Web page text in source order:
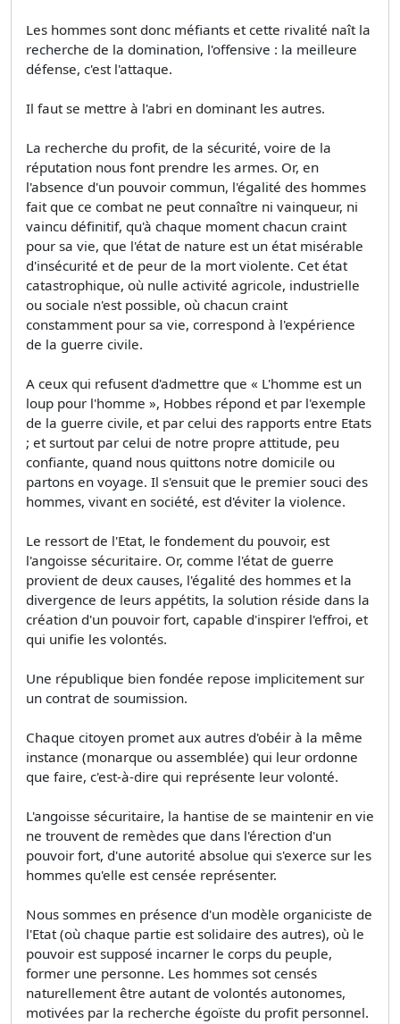
Les hommes sont donc méfiants et cette rivalité naît la
recherche de la domination, l'offensive : la meilleure
défense, c'est l'attaque.
Il faut se mettre à l'abri en dominant les autres.
La recherche du profit, de la sécurité, voire de la
réputation nous font prendre les armes. Or, en
l'absence d'un pouvoir commun, l'égalité des hommes
fait que ce combat ne peut connaître ni vainqueur, ni
vaincu définitif, qu'à chaque moment chacun craint
pour sa vie, que l'état de nature est un état misérable
d'insécurité et de peur de la mort violente. Cet état
catastrophique, où nulle activité agricole, industrielle
ou sociale n'est possible, où chacun craint
constamment pour sa vie, correspond à l'expérience
de la guerre civile.
A ceux qui refusent d'admettre que « L'homme est un
loup pour l'homme », Hobbes répond et par l'exemple
de la guerre civile, et par celui des rapports entre Etats
; et surtout par celui de notre propre attitude, peu
confiante, quand nous quittons notre domicile ou
partons en voyage. Il s'ensuit que le premier souci des
hommes, vivant en société, est d'éviter la violence.
Le ressort de l'Etat, le fondement du pouvoir, est
l'angoisse sécuritaire. Or, comme l'état de guerre
provient de deux causes, l'égalité des hommes et la
divergence de leurs appétits, la solution réside dans la
création d'un pouvoir fort, capable d'inspirer l'effroi, et
qui unifie les volontés.
Une république bien fondée repose implicitement sur
un contrat de soumission.
Chaque citoyen promet aux autres d'obéir à la même
instance (monarque ou assemblée) qui leur ordonne
que faire, c'est-à-dire qui représente leur volonté.
L'angoisse sécuritaire, la hantise de se maintenir en vie
ne trouvent de remèdes que dans l'érection d'un
pouvoir fort, d'une autorité absolue qui s'exerce sur les
hommes qu'elle est censée représenter.
Nous sommes en présence d'un modèle organiciste de
l'Etat (où chaque partie est solidaire des autres), où le
pouvoir est supposé incarner le corps du peuple,
former une personne. Les hommes sot censés
naturellement être autant de volontés autonomes,
motivées par la recherche égoïste du profit personnel.